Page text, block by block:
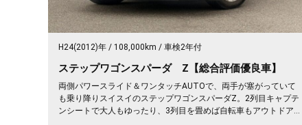
H24(2012)年 108,000km 車検2年付
ステップワゴンスパーダ Z【総合評価優良車】
両側パワースライド＆ワンタッチAUTOで、両手が塞がっていて
も乗り降りスイスイのステップワゴンスパーダZ。2列目キャプテ
ンシートで大人もゆったり、3列目を畳めば自転車もアウトドア道